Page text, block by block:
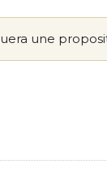
une